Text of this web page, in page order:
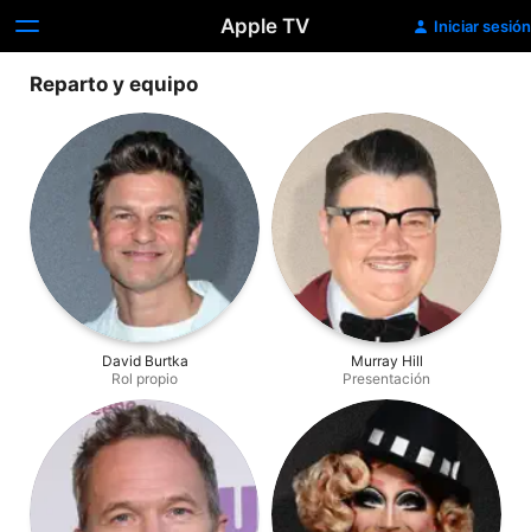
Apple TV Iniciar sesión
Reparto y equipo
David Burtka
Rol propio
Murray Hill
Presentación